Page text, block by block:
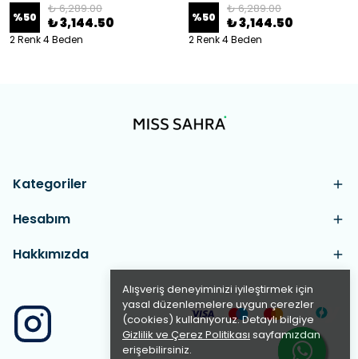
Alışveriş deneyiminizi iyileştirmek için
yasal düzenlemelere uygun çerezler
(cookies) kullanıyoruz. Detaylı bilgiye
Gizlilik ve Çerez Politikası sayfamızdan
erişebilirsiniz.
%50
₺ 6,289.00
₺ 3,144.50
2 Renk 4 Beden
%50
₺ 6,289.00
₺ 3,144.50
2 Renk 4 Beden
Kategoriler
Hesabım
Hakkımızda